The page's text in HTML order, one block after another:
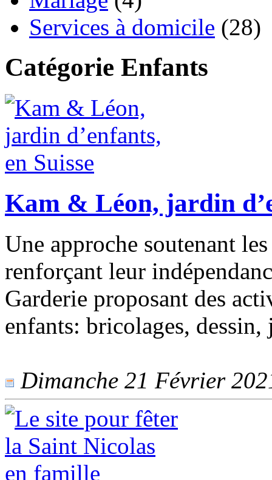
Services à domicile (28)
Catégorie Enfants
Kam & Léon, jardin
Une approche soutenant
renforçant leur
Garderie proposant des
enfants: bricolages,
Dimanche 21 Février